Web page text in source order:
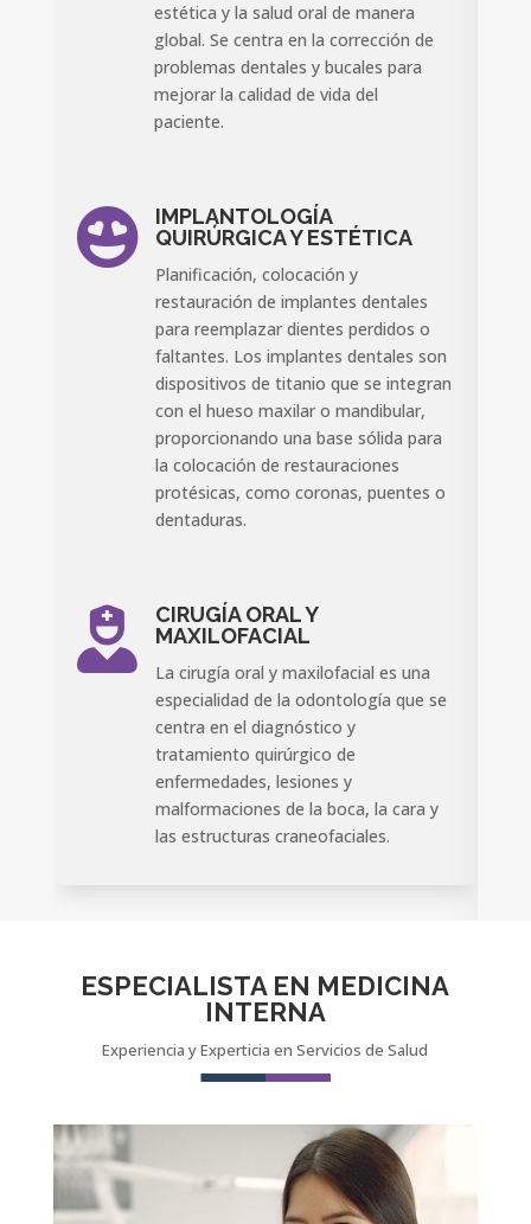
estética y la salud oral de manera
global. Se centra en la corrección de
problemas dentales y bucales para
mejorar la calidad de vida del
paciente.

IMPLANTOLOGÍA
QUIRÚRGICA Y ESTÉTICA
Planificación, colocación y
restauración de implantes dentales
para reemplazar dientes perdidos o
faltantes. Los implantes dentales son
dispositivos de titanio que se integran
con el hueso maxilar o mandibular,
proporcionando una base sólida para
la colocación de restauraciones
protésicas, como coronas, puentes o
dentaduras.

CIRUGÍA ORAL Y
MAXILOFACIAL
La cirugía oral y maxilofacial es una
especialidad de la odontología que se
centra en el diagnóstico y
tratamiento quirúrgico de
enfermedades, lesiones y
malformaciones de la boca, la cara y
las estructuras craneofaciales.
ESPECIALISTA EN MEDICINA
INTERNA
Experiencia y Experticia en Servicios de Salud